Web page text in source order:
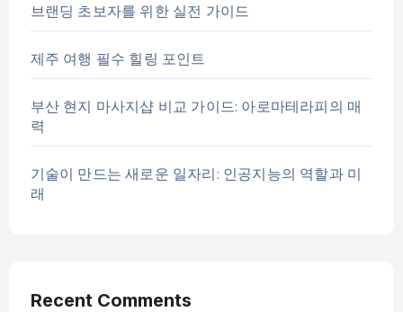
브랜딩 초보자를 위한 실전 가이드
제주 여행 필수 힐링 포인트
부산 현지 마사지샵 비교 가이드: 아로마테라피의 매
력
기술이 만드는 새로운 일자리: 인공지능의 역할과 미
래
Recent Comments